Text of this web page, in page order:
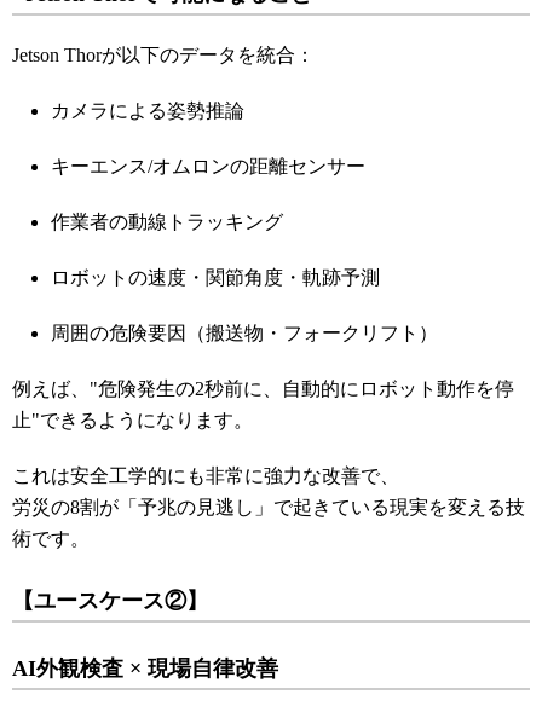
Jetson Thorが以下のデータを統合：
カメラによる姿勢推論
キーエンス/オムロンの距離センサー
作業者の動線トラッキング
ロボットの速度・関節角度・軌跡予測
周囲の危険要因（搬送物・フォークリフト）
例えば、"危険発生の2秒前に、自動的にロボット動作を停
止"できるようになります。
これは安全工学的にも非常に強力な改善で、
労災の8割が「予兆の見逃し」で起きている現実を変える技
術です。
【ユースケース②】
AI外観検査 × 現場自律改善